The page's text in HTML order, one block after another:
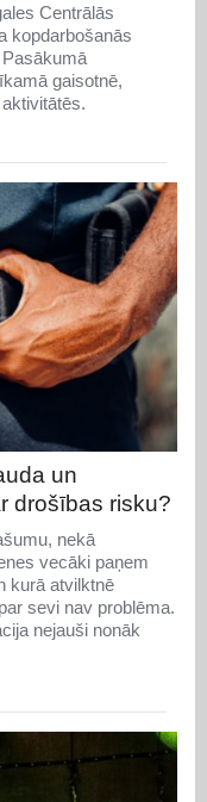
Centrālās
kopdarbošanās
gaisotnē,
un
drošības risku?
nekā
vecāki paņem
kurā atvilktnē
sevi nav problēma.
nejauši nonāk